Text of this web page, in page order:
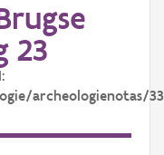
23
archeologienotas/